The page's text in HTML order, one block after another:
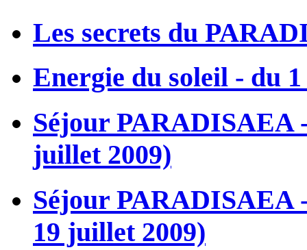
Les secrets du
Energie du soleil - du
Séjour PARADISAEA
juillet 2009)
Séjour PARADISAEA
19 juillet 2009)